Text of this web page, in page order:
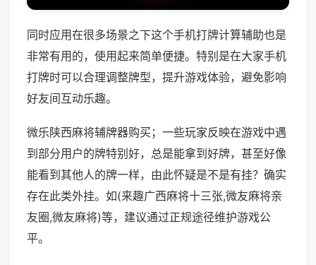
同时应用在很多场景之下这个手机打牌计算辅助也是
非常有用的，使用起来简单便捷。特别是在大家手机
打牌时可以合理调整牌型，提升游戏体验，避免影响
好友间互动乐趣。
微乐陕西麻将辅牌器购买；一些玩家反映在游戏中遇
到部分用户的牌特别好，总是能拿到好牌，甚至好像
能看到其他人的牌一样，由此怀疑是不是有挂？确实
存在此类外挂。如(来趣广西麻将十三张,微友麻将亲
友圈,微友麻将)等，建议通过正规途径维护游戏公
平。